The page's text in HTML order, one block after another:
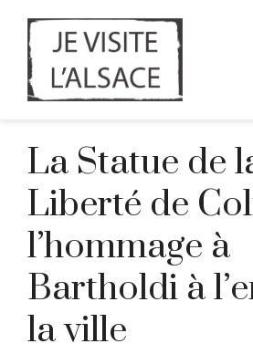
contenuLa Statue de
Liberté de
l’hommage à
Bartholdi à
la ville